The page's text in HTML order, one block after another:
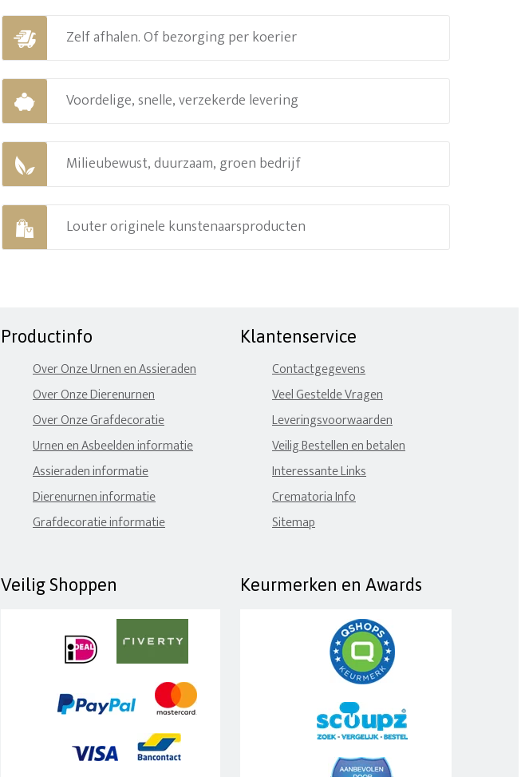
Zelf afhalen. Of bezorging per koerier
Voordelige, snelle, verzekerde levering
Milieubewust, duurzaam, groen bedrijf
Louter originele kunstenaarsproducten
Productinfo
Over Onze Urnen en Assieraden
Over Onze Dierenurnen
Over Onze Grafdecoratie
Urnen en Asbeelden informatie
Assieraden informatie
Dierenurnen informatie
Grafdecoratie informatie
Klantenservice
Contactgegevens
Veel Gestelde Vragen
Leveringsvoorwaarden
Veilig Bestellen en betalen
Interessante Links
Crematoria Info
Sitemap
Veilig Shoppen Keurmerken en Awards